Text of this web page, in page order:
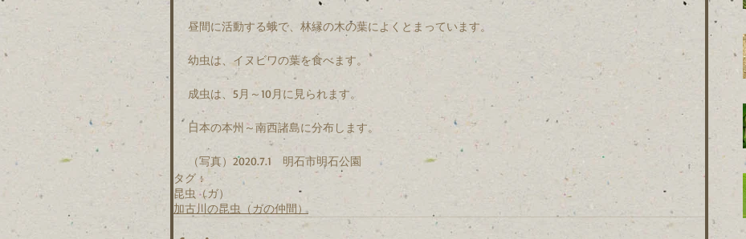
昼間に活動する蛾で、林縁の木の葉によくとまっています。
幼虫は、イヌビワの葉を食べます。
成虫は、5月～10月に見られます。
日本の本州～南西諸島に分布します。
（写真）2020.7.1　明石市明石公園
タグ：
昆虫（ガ）
加古川の昆虫（ガの仲間）